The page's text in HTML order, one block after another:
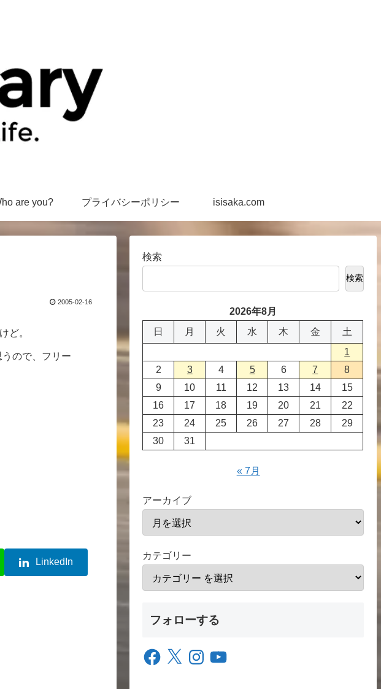
are you? プライバシーポリシー isisaka.com
2005-02-16
ど。
ので、フリー
LinkedIn
検索
検索
2026年8月
日
月 火 水 木 金
土
1
2
3 4 5 6 7
8
9
10 11 12 13 14
15
16
17 18 19 20 21
22
23
24 25 26 27 28
29
30
31
« 7月
アーカイブ
カテゴリー
フォローする
Facebook
X InstagramYouTube